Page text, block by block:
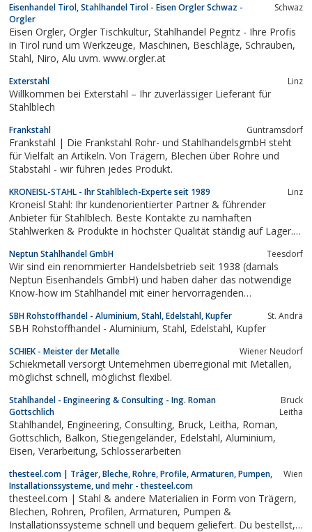
Eisenhandel Tirol, Stahlhandel Tirol - Eisen Orgler Schwaz -
Orgler
Schwaz
Eisen Orgler, Orgler Tischkultur, Stahlhandel Pegritz - Ihre Profis
in Tirol rund um Werkzeuge, Maschinen, Beschläge, Schrauben,
Stahl, Niro, Alu uvm. www.orgler.at
Exterstahl Linz
Willkommen bei Exterstahl – Ihr zuverlässiger Lieferant für
Stahlblech
Frankstahl Guntramsdorf
Frankstahl | Die Frankstahl Rohr- und StahlhandelsgmbH steht
für Vielfalt an Artikeln. Von Trägern, Blechen über Rohre und
Stabstahl - wir führen jedes Produkt.
KRONEISL-STAHL - Ihr Stahlblech-Experte seit 1989 Linz
Kroneisl Stahl: Ihr kundenorientierter Partner & führender
Anbieter für Stahlblech. Beste Kontakte zu namhaften
Stahlwerken & Produkte in höchster Qualität ständig auf Lager.
INDIVIDUELLE BLECHZUSCHNITTE
Neptun Stahlhandel GmbH Teesdorf
Wir sind ein renommierter Handelsbetrieb seit 1938 (damals
Neptun Eisenhandels GmbH) und haben daher das notwendige
Know-how im Stahlhandel mit einer hervorragenden
SBH Rohstoffhandel - Aluminium, Stahl, Edelstahl, Kupfer St. Andrä
SBH Rohstoffhandel - Aluminium, Stahl, Edelstahl, Kupfer
SCHIEK - Meister der Metalle Wiener Neudorf
Schiekmetall versorgt Unternehmen überregional mit Metallen,
möglichst schnell, möglichst flexibel.
Stahlhandel - Engineering & Consulting - Ing. Roman
Gottschlich
Bruck
Leitha
Stahlhandel, Engineering, Consulting, Bruck, Leitha, Roman,
Gottschlich, Balkon, Stiegengeländer, Edelstahl, Aluminium,
Eisen, Verarbeitung, Schlosserarbeiten
thesteel.com | Träger, Bleche, Rohre, Profile, Armaturen, Pumpen,
Installationssysteme, und mehr - thesteel.com
Wien
thesteel.com | Stahl & andere Materialien in Form von Trägern,
Blechen, Rohren, Profilen, Armaturen, Pumpen &
Installationssysteme schnell und bequem geliefert. Du bestellst,